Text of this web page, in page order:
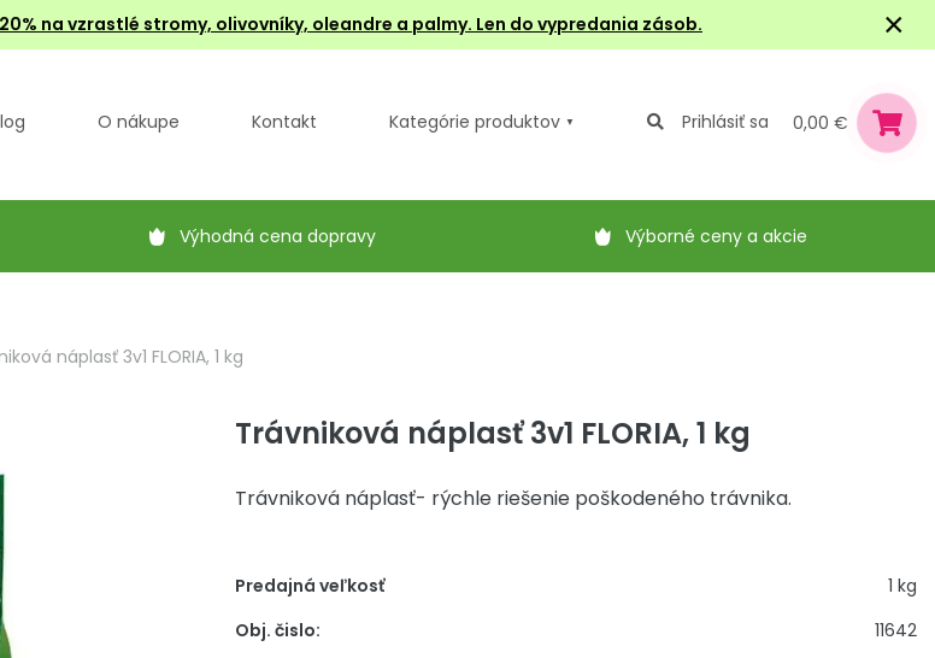
na vzrastlé stromy, olivovníky, oleandre a palmy. Len do vypredania zásob. ×
O nákupe Kontakt Kategórie produktov Prihlásiť sa 0,00 €
Výhodná cena dopravy Výborné ceny a akcie
náplasť 3v1 FLORIA, 1 kg
Trávniková náplasť 3v1 FLORIA, 1 kg
Trávniková náplasť- rýchle riešenie poškodeného trávnika.
Predajná veľkosť
1 kg
Obj. čislo:
11642